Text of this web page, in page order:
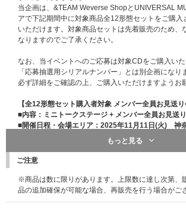
※特典の絵柄は後日お知らせいたします。
ソロ盤 計9形態セット購入特典となります。
ります。
※9形態セットを1セットにつき特典を1セット差し上
当企画は、&TEAM Weverse ShopとUNIVERSAL
アで下記期間中に対象商品全12形態セットをご購入
いただけます。対象商品セットは先着販売のため、
なりますのでご了承ください。
なお、当イベントへのご応募は対象CDをご購入い
「応募抽選用シリアルナンバー」とは別企画になり
必ず詳細をご確認の上、ご購入いただけますようお
【全12形態セット購入者対象 メンバー全員お見送り
■内容：ミニトークステージ + メンバー全員お見送
■開催日程・会場エリア：2025年11月11日(火) 神
Oの振替イベントは2026年4月4日(土)の実施となり
※対象の全12形態セット購入者には商品と同梱で「
参加券」を全員にお渡しいたします。
の方のみご参加可能です。
※メンバー全員お見送り会は全5部(&TEAM Weverse
もっと見る
ご注意
※商品は数に限りがあります。上限数に達し次第、
品の追加確保が可能な場合、再販売を行う場合がご